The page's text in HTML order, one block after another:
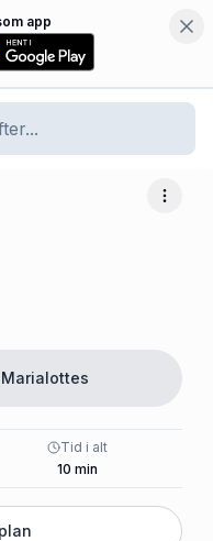
app
Flere
Marialottes
Tid i alt
10 min